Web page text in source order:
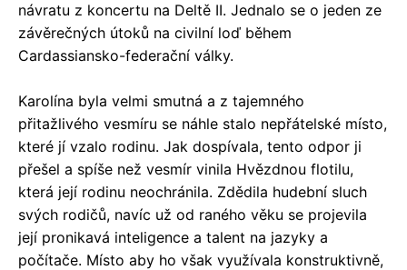
návratu z koncertu na Deltě II. Jednalo se o jeden ze
závěrečných útoků na civilní loď během
Cardassiansko-federační války.
Karolína byla velmi smutná a z tajemného
přitažlivého vesmíru se náhle stalo nepřátelské místo,
které jí vzalo rodinu. Jak dospívala, tento odpor ji
přešel a spíše než vesmír vinila Hvězdnou flotilu,
která její rodinu neochránila. Zdědila hudební sluch
svých rodičů, navíc už od raného věku se projevila
její pronikavá inteligence a talent na jazyky a
počítače. Místo aby ho však využívala konstruktivně,